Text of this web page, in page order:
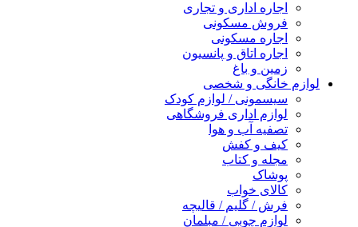
اجاره اداری و تجاری
فروش مسکونی
اجاره مسکونی
اجاره اتاق و پانسیون
زمین و باغ
لوازم خانگی و شخصی
سیسمونی / لوازم کودک
لوازم اداری فروشگاهی
تصفیه آب و هوا
کیف و کفش
مجله و کتاب
پوشاک
کالای خواب
فرش / گلیم / قالیچه
لوازم چوبی / مبلمان